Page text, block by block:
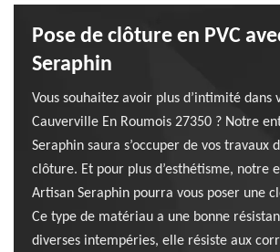
Pose de clôture en PVC
Seraphin
Vous souhaitez avoir plus d’intimité
Cauverville En Roumois 27350 ? Notre
Seraphin saura s’occuper de vos travaux
clôture. Et pour plus d’esthétisme, notre
Artisan Seraphin pourra vous poser une
Ce type de matériau a une bonne
diverses intempéries, elle résiste aux